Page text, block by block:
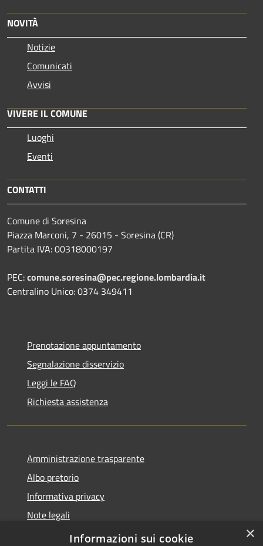
NOVITÀ
Notizie
Comunicati
Avvisi
VIVERE IL COMUNE
Luoghi
Eventi
CONTATTI
Comune di Soresina
Piazza Marconi, 7 - 26015 - Soresina (CR)
Partita IVA: 00318000197
PEC:comune.soresina@pec.regione.lombardia.it
Centralino Unico: 0374 349411
Prenotazione appuntamento
Segnalazione disservizio
Leggi le FAQ
Richiesta assistenza
Amministrazione trasparente
Albo pretorio
Informativa privacy
Note legali
Dichiarazione di accessibilità
×
Informazioni sui cookie